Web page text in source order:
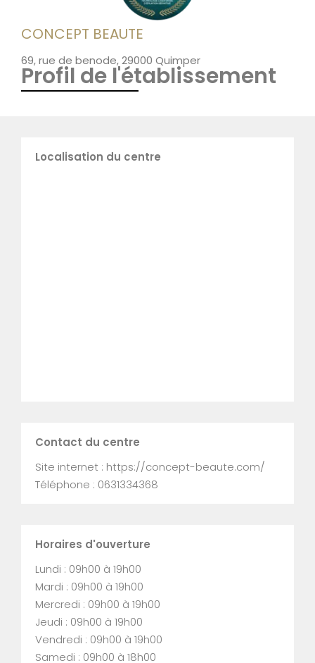
CONCEPT BEAUTE
69, rue de benode, 29000 Quimper
Profil de l'établissement
Localisation du centre
Contact du centre
Site internet : https://concept-beaute.com/
Téléphone : 0631334368
Horaires d'ouverture
Lundi : 09h00 à 19h00
Mardi : 09h00 à 19h00
Mercredi : 09h00 à 19h00
Jeudi : 09h00 à 19h00
Vendredi : 09h00 à 19h00
Samedi : 09h00 à 18h00